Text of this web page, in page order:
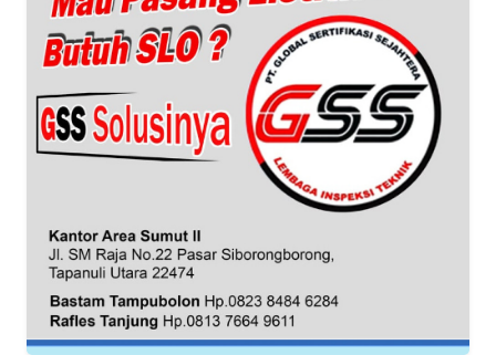
WN
NTT
WN
KEPRI
WN
PAPUA
BARAT